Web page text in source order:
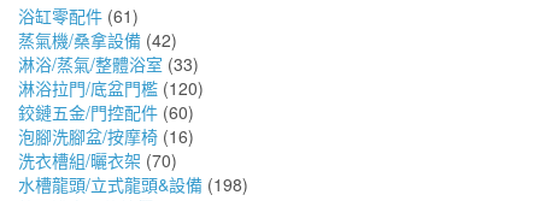
浴缸零配件 (61)
蒸氣機/桑拿設備 (42)
淋浴/蒸氣/整體浴室 (33)
淋浴拉門/底盆門檻 (120)
鉸鏈五金/門控配件 (60)
泡腳洗腳盆/按摩椅 (16)
洗衣槽組/曬衣架 (70)
水槽龍頭/立式龍頭&設備 (198)